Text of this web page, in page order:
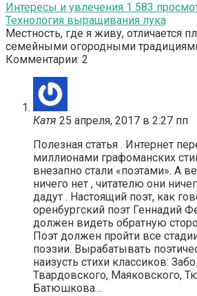
Интересы и увлечения 1 583
Технология выращивания лука
Местность, где я живу, отличается
семейными огородными
Комментарии: 2
Катя 25 апреля, 2017 в 2:27 пп
Полезная статья . Интернет
миллионами графоманских
внезапно стали «поэтами». А
ничего нет , читателю они
дадут . Настоящий поэт, как
оренбургский поэт Геннадий
должен видеть обратную
Поэт должен пройти все
поэзии. Вырабатывать
наизусть стихи классиков:
Твардовского, Маяковского,
Батюшкова…